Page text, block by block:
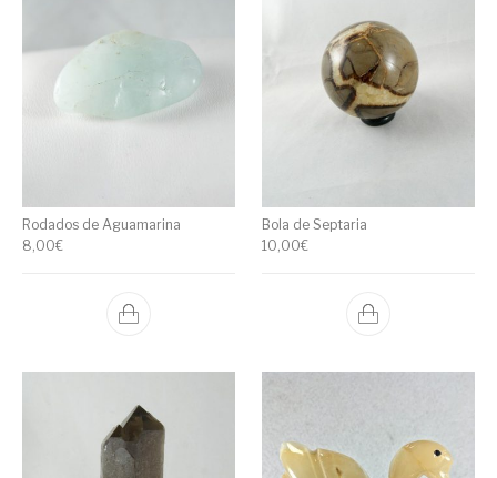
Rodados de Aguamarina
8,00€
Bola de Septaria
10,00€